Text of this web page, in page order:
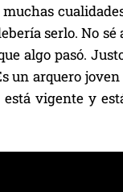
serlo. No sé
algo pasó.
un arquero
está vigente y